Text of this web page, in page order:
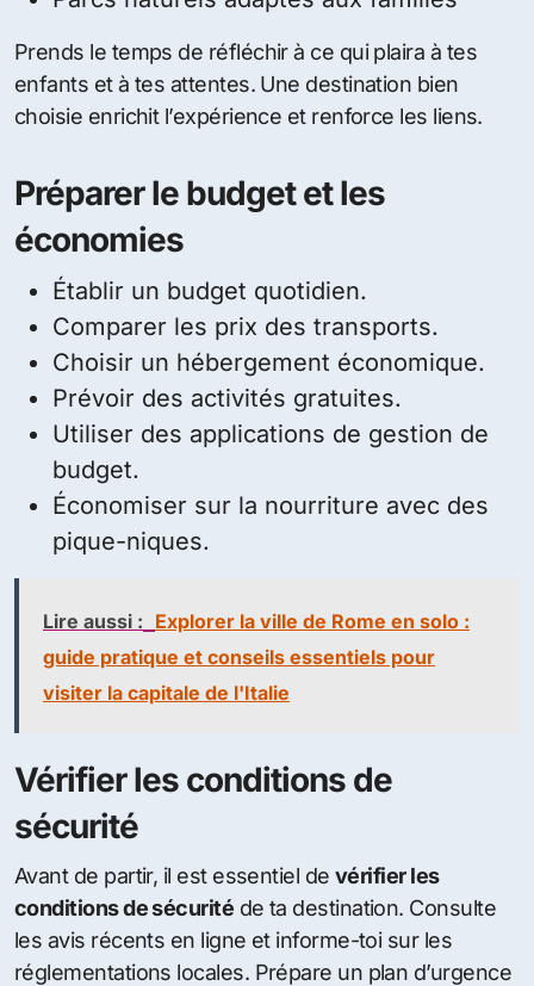
Prends le temps de réfléchir à ce qui plaira à tes
enfants et à tes attentes. Une destination bien
choisie enrichit l’expérience et renforce les liens.
Préparer le budget et les
économies
Établir un budget quotidien.
Comparer les prix des transports.
Choisir un hébergement économique.
Prévoir des activités gratuites.
Utiliser des applications de gestion de
budget.
Économiser sur la nourriture avec des
pique-niques.
Lire aussi : Explorer la ville de Rome en solo :
guide pratique et conseils essentiels pour
visiter la capitale de l'Italie
Vérifier les conditions de
sécurité
Avant de partir, il est essentiel devérifier les
conditions de sécurité de ta destination. Consulte
les avis récents en ligne et informe-toi sur les
réglementations locales. Prépare un plan d’urgence